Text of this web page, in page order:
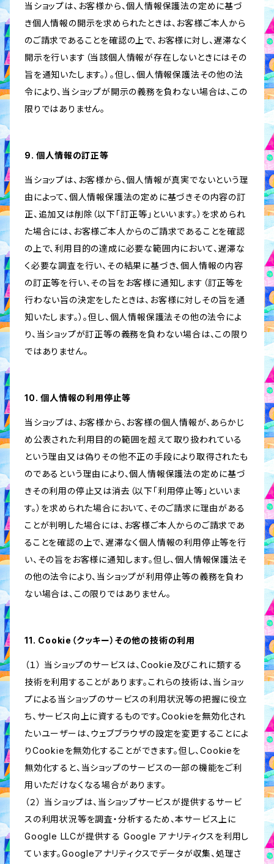
当ショップは、お客様から、個人情報保護法の定めに基づ
き個人情報の開示を求められたときは、お客様ご本人から
のご請求であることを確認の上で、お客様に対し、遅滞なく
開示を行います（当該個人情報が存在しないときにはその
旨を通知いたします。）。但し、個人情報保護法その他の法
令により、当ショップが開示の義務を負わない場合は、この
限りではありません。
9. 個人情報の訂正等
当ショップは、お客様から、個人情報が真実でないという理
由によって、個人情報保護法の定めに基づきその内容の訂
正、追加又は削除（以下「訂正等」といいます。）を求められ
た場合には、お客様ご本人からのご請求であることを確認
の上で、利用目的の達成に必要な範囲内において、遅滞な
く必要な調査を行い、その結果に基づき、個人情報の内容
の訂正等を行い、その旨をお客様に通知します（訂正等を
行わない旨の決定をしたときは、お客様に対しその旨を通
知いたします。）。但し、個人情報保護法その他の法令によ
り、当ショップが訂正等の義務を負わない場合は、この限り
ではありません。
10. 個人情報の利用停止等
当ショップは、お客様から、お客様の個人情報が、あらかじ
め公表された利用目的の範囲を超えて取り扱われている
という理由又は偽りその他不正の手段により取得されたも
のであるという理由により、個人情報保護法の定めに基づ
きその利用の停止又は消去（以下「利用停止等」といいま
す。）を求められた場合において、そのご請求に理由がある
ことが判明した場合には、お客様ご本人からのご請求であ
ることを確認の上で、遅滞なく個人情報の利用停止等を行
い、その旨をお客様に通知します。但し、個人情報保護法そ
の他の法令により、当ショップが利用停止等の義務を負わ
ない場合は、この限りではありません。
11. Cookie（クッキー）その他の技術の利用
（１） 当ショップのサービスは、Cookie及びこれに類する
技術を利用することがあります。これらの技術は、当ショッ
プによる当ショップのサービスの利用状況等の把握に役立
ち、サービス向上に資するものです。Cookieを無効化され
たいユーザーは、ウェブブラウザの設定を変更することによ
りCookieを無効化することができます。但し、Cookieを
無効化すると、当ショップのサービスの一部の機能をご利
用いただけなくなる場合があります。
（２） 当ショップは、当ショップサービスが提供するサービ
スの利用状況等を調査・分析するため、本サービス上に
Google LLCが提供する Google アナリティクスを利用し
ています。Googleアナリティクスでデータが収集、処理さ